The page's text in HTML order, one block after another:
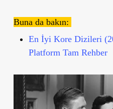
Buna da bakın:
En İyi Kore Dizileri
Platform Tam Rehber